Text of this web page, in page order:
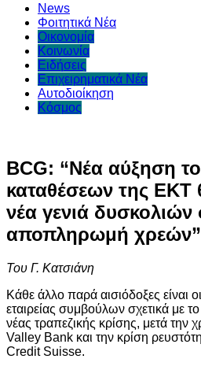
News
Φοιτητικά Νέα
Οικονομία
Κοινωνία
Ειδήσεις
Επιχειρηματικά Νέα
Αυτοδιοίκηση
Κόσμος
BCG: “Νέα αύξηση
καταθέσεων της ΕΚΤ
νέα γενιά δυσκολιών
αποπληρωμή χρεών”
Του Γ. Κατσιάνη
Κάθε άλλο παρά αισιόδοξες είναι
εταιρείας συμβούλων σχετικά με
νέας τραπεζικής κρίσης, μετά την
Valley Bank και την κρίση
Credit Suisse.